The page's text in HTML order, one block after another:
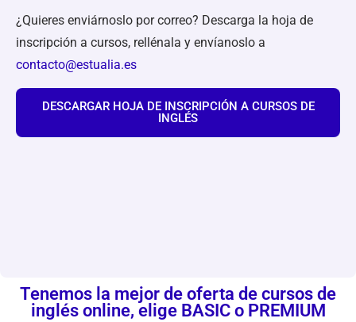
¿Quieres enviárnoslo por correo? Descarga la hoja de
inscripción a cursos, rellénala y envíanoslo a
contacto@estualia.es
DESCARGAR HOJA DE INSCRIPCIÓN A CURSOS DE
INGLÉS
Tenemos la mejor de oferta de cursos de
inglés online, elige BASIC o PREMIUM